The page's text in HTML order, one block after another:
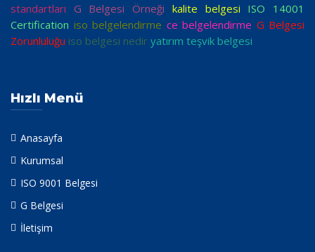
standartları G Belgesi Örneği kalite belgesi ISO 14001
Certification iso belgelendirme ce belgelendirme G Belgesi
Zorunluluğu iso belgesi nedir yatırım teşvik belgesi
Hızlı Menü
Anasayfa
Kurumsal
ISO 9001 Belgesi
G Belgesi
İletişim